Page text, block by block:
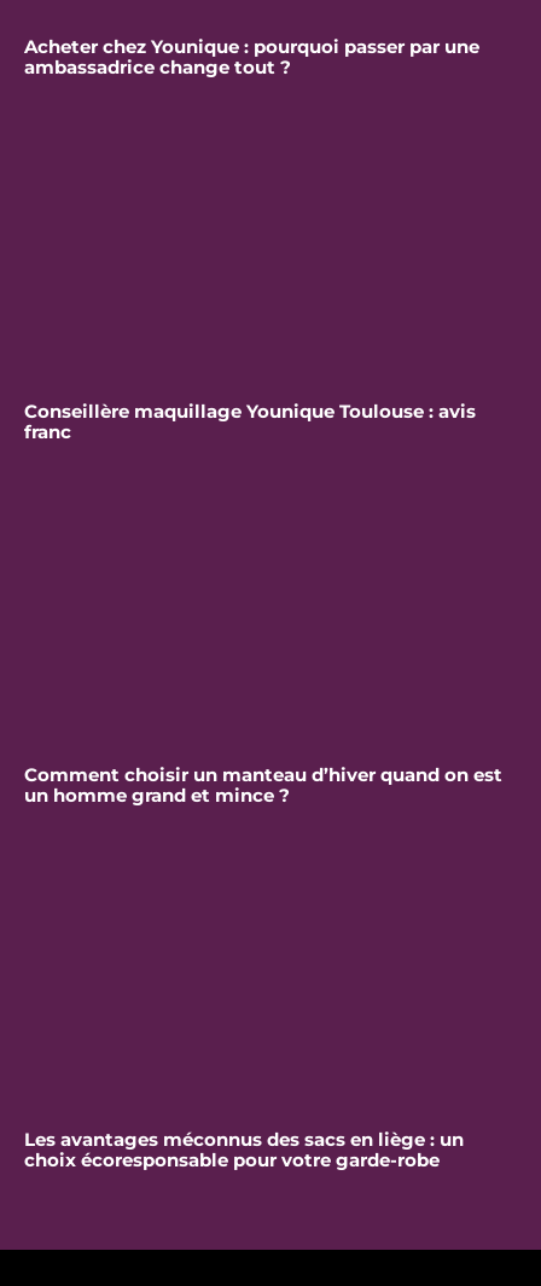
Acheter chez Younique : pourquoi passer par une
ambassadrice change tout ?
Conseillère maquillage Younique Toulouse : avis
franc
Comment choisir un manteau d’hiver quand on est
un homme grand et mince ?
Les avantages méconnus des sacs en liège : un
choix écoresponsable pour votre garde-robe